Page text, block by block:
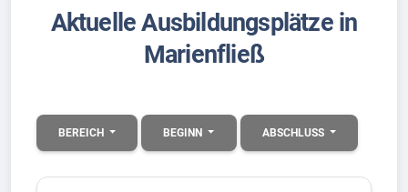
Aktuelle Ausbildungsplätze in
Marienfließ
BEREICH BEGINN ABSCHLUSS